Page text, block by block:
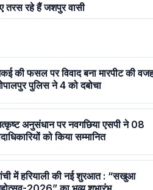
तरस रहे हैं जशपुर वासी
की फसल पर विवाद बना मारपीट की
पुलिस ने 4 को दबोचा
अनुसंधान पर नवगछिया एसपी ने 08
को किया सम्मानित
में हरियाली की नई शुरआत : “सखुआ